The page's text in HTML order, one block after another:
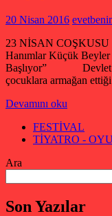
20 Nisan 2016
23 NİSAN
Hanımlar Küçük Beyler
Başlıyor” Devlet
çocuklara armağan
Devamını oku
FESTİVAL
TİYATRO -
Ara
Son Yazılar